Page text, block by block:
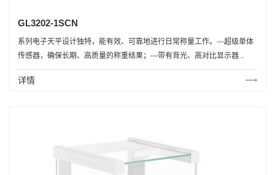
GL3202-1SCN
系列电子天平设计独特，能有效、可靠地进行日常称量工作。---超级单体
传感器，确保长期、高质量的称重结果；---带有背光、高对比显示器...
详情